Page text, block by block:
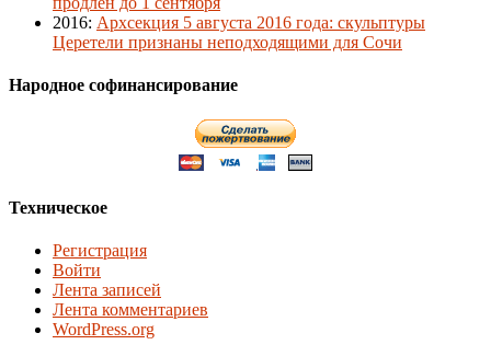
2016: Архсекция 5 августа 2016 года: скульптуры
Церетели признаны неподходящими для Сочи
Народное софинансирование
Техническое
Регистрация
Войти
Лента записей
Лента комментариев
WordPress.org